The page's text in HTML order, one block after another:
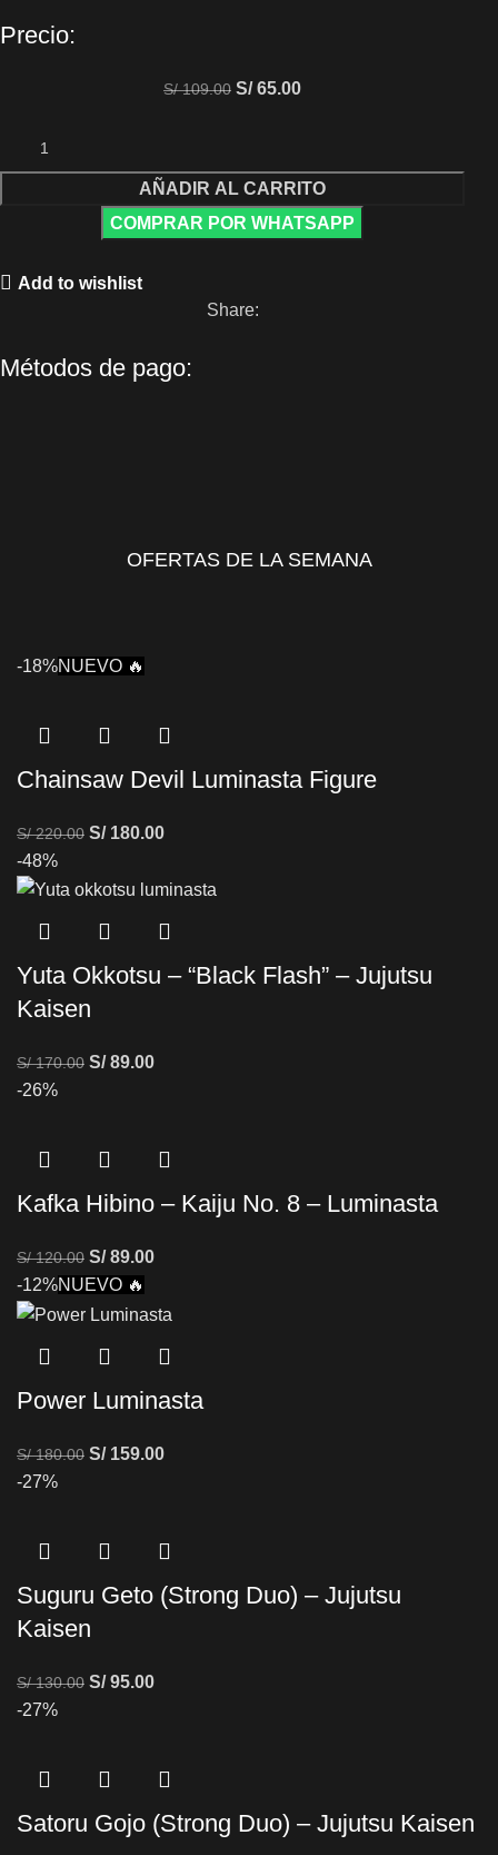
Precio:
S/109.00 S/65.00
AÑADIR AL CARRITO
COMPRAR POR WHATSAPP
Add to wishlist
Share:
Métodos de pago:
OFERTAS DE LA SEMANA
-18%NUEVO 🔥
Chainsaw Devil Luminasta Figure
S/220.00 S/180.00
-48%
Yuta Okkotsu – “Black Flash” – Jujutsu
Kaisen
S/170.00 S/89.00
-26%
Kafka Hibino – Kaiju No. 8 – Luminasta
S/120.00 S/89.00
-12%NUEVO 🔥
Power Luminasta
S/180.00 S/159.00
-27%
Suguru Geto (Strong Duo) – Jujutsu
Kaisen
S/130.00 S/95.00
-27%
Satoru Gojo (Strong Duo) – Jujutsu Kaisen